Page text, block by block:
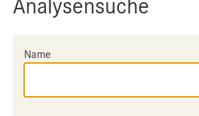
Analysensuche
Name